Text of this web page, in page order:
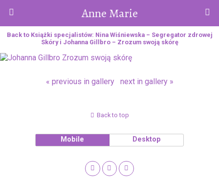
Anne Marie
Back to Książki specjalistów: Nina Wiśniewska – Segregator zdrowej
Skóry i Johanna Gillbro – Zrozum swoją skórę
« previous in gallery next in gallery »
Back to top
Mobile Desktop